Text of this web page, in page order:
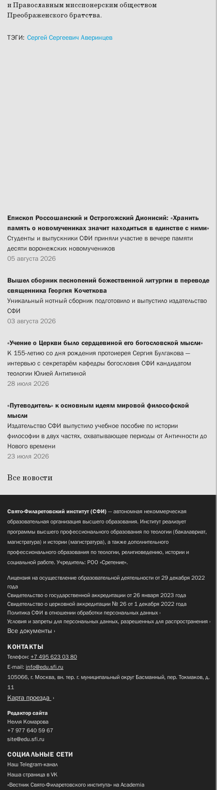
и Православным миссионерским обществом
Преображенского братства.
ТЭГИ: Сергей Сергеевич Аверинцев
Епископ Россошанский и Острогожский Дионисий: «Хранить
память о новомучениках значит находиться в единстве с ними»
Студенты и выпускники СФИ приняли участие в вечере памяти
десяти воронежских новомучеников
05 августа 2026
Вышел сборник песнопений божественной литургии в переводе
священника Георгия Кочеткова
Уникальный нотный сборник подготовило и выпустило издательство
СФИ
03 августа 2026
«Учение о Церкви было сердцевиной его богословской мысли»
К 155-летию со дня рождения протоиерея Сергия Булгакова —
интервью с секретарём кафедры богословия СФИ кандидатом
теологии Юлией Антипиной
28 июля 2026
«Путеводитель» к основным идеям мировой философской
мысли
Издательство СФИ выпустило учебное пособие по истории
философии в двух частях, охватывающее периоды от Античности до
Нового времени
23 июля 2026
Все новости
Свято-Филаретовский институт (СФИ) — автономная некоммерческая
образовательная организация высшего образования. Институт реализует
программы высшего профессионального образования по теологии (бакалавриат,
магистратура) и истории (магистратура), а также дополнительного
профессионального образования по теологии, религиоведению, истории и
социальной работе. Учредитель: РОО «Сретение».
Лицензия на осуществление образовательной деятельности от 29 декабря 2022
года
Свидетельство о государственной аккредитации от 26 января 2023 года
Свидетельство о церковной аккредитации № 26 от 1 декабря 2022 года
Политика СФИ в отношении обработки персональных данных
Условия и запреты для персональных данных, разрешенных для распространения
Все документы
КОНТАКТЫ
Телефон: +7 495 623 03 80
E-mail: info@edu.sfi.ru
105066, г. Москва, вн. тер. г. муниципальный округ Басманный, пер. Токмаков, д.
11
Карта проезда
Редактор сайта
Нелля Комарова
+7 977 640 59 67
site@edu.sfi.ru
СОЦИАЛЬНЫЕ СЕТИ
Наш Telegram-канал
Наша страница в VK
«Вестник Свято-Филаретовского института» на Academia